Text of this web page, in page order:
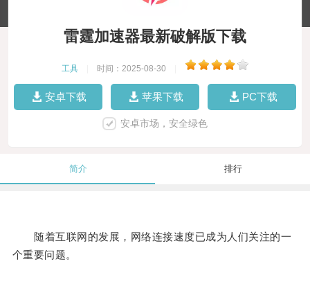
雷霆加速器最新破解版下载
工具 时间：2025-08-30
安卓下载 苹果下载 PC下载
安卓市场，安全绿色
简介 排行
随着互联网的发展，网络连接速度已成为人们关注的一
个重要问题。